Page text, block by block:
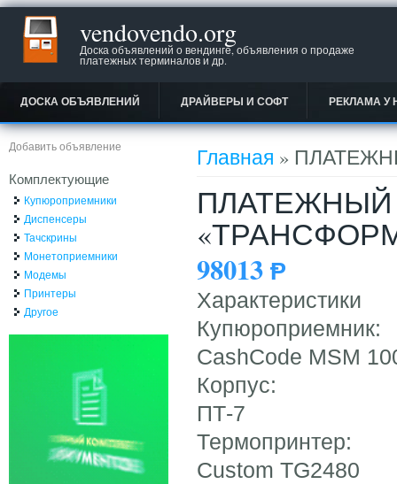
vendovendo.org
Доска объявлений о вендинге, объявления о продаже
платежных терминалов и др.
ДОСКА ОБЪЯВЛЕНИЙ ДРАЙВЕРЫ И СОФТ РЕКЛАМА У
Вы здесь
Главная »
ПЛАТЕЖНЫЙ
98013 Ᵽ
Характеристики
Купюроприемник:
CashCode MSM
Корпус:
ПТ-7
Термопринтер:
Custom TG2480
Добавить объявление
Комплектующие
Купюроприемники
Диспенсеры
Тачскрины
Монетоприемники
Модемы
Принтеры
Другое